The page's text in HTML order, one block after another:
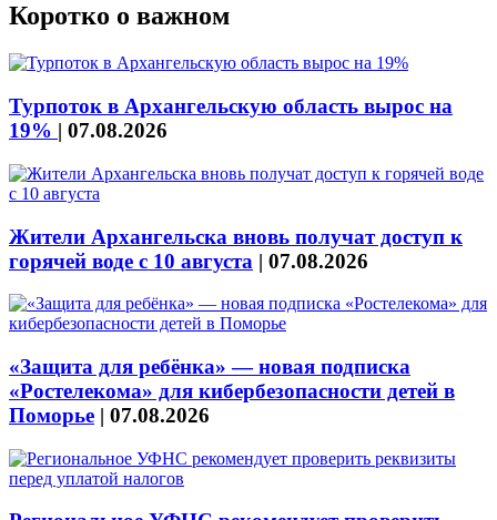
Коротко о важном
Турпоток в Архангельскую область вырос на
19% | 07.08.2026
Жители Архангельска вновь получат доступ к
горячей воде с 10 августа | 07.08.2026
«Защита для ребёнка» — новая подписка
«Ростелекома» для кибербезопасности детей в
Поморье | 07.08.2026